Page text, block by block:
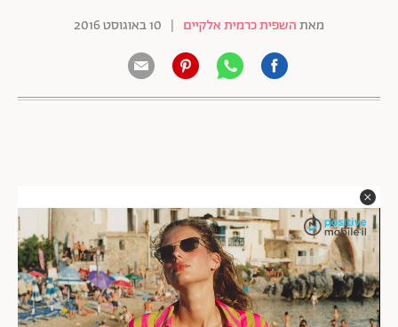
מאתהשפית כרמית אלקיים | 10 באוגוסט 2016